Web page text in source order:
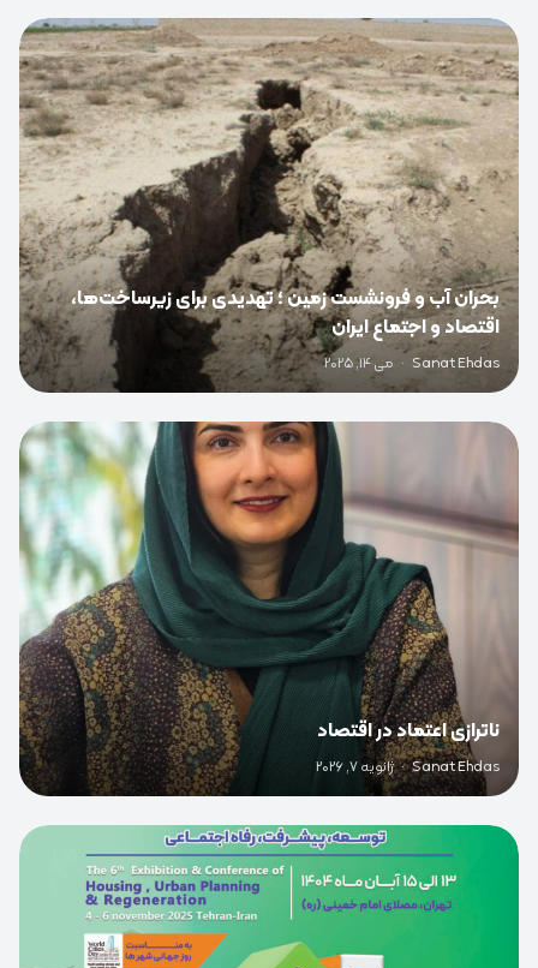
0
بحران آب و فرونشست زمین ؛ تهدیدی برای زیرساخت‌ها،
اقتصاد و اجتماع ایران
Sanat Ehdas
· می 14, 2025
ناترازی اعتماد در اقتصاد
Sanat Ehdas
· ژانویه 7, 2026
0